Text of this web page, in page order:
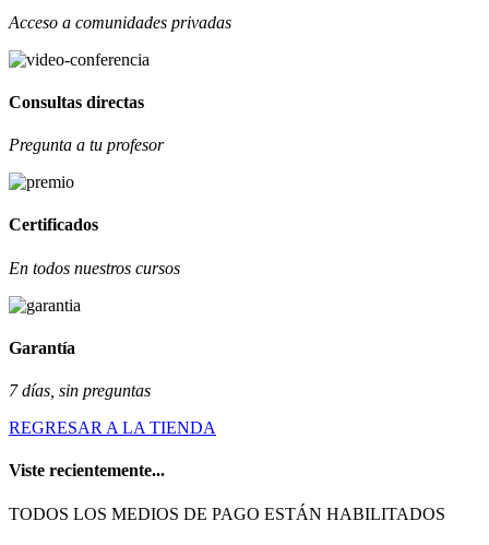
Acceso a comunidades privadas
Consultas directas
Pregunta a tu profesor
Certificados
En todos nuestros cursos
Garantía
7 días, sin preguntas
REGRESAR A LA TIENDA
Viste recientemente...
TODOS LOS MEDIOS DE PAGO ESTÁN HABILITADOS